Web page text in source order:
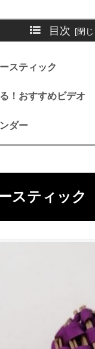
目次
スティック
！おすすめビデオ
ダー
スティック